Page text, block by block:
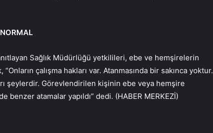
Sağlık Müdürlüğü yetkilileri, ebe ve hemşirelerin
çalışma hakları var. Atanmasında bir sakınca yoktur.
şeylerdir. Görevlendirilen kişinin ebe veya hemşire
benzer atamalar yapıldı” dedi. (HABER MERKEZİ)